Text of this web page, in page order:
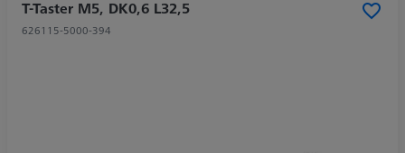
T-Taster M5, DK0,6 L32,5
626115-5000-394